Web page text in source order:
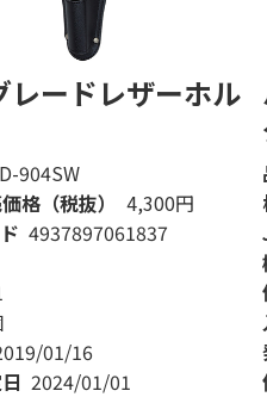
レードレザーホル
904SW
格（税抜）
4,300円
4937897061837
01/16
2024/01/01